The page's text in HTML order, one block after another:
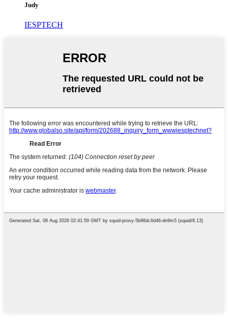
Judy
IESPTECH